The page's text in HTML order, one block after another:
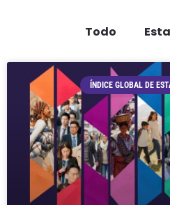
Todo
ÍNDICE GLOBAL DE